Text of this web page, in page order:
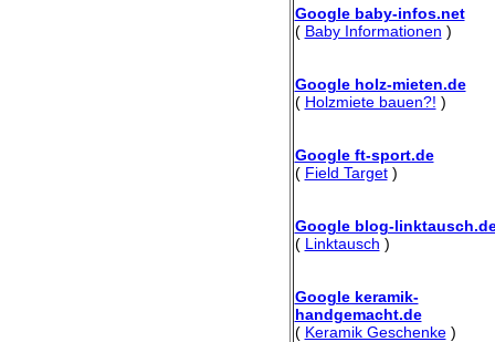
Google baby-infos.net
( Baby Informationen )
Google holz-mieten.de
( Holzmiete bauen?! )
Google ft-sport.de
( Field Target)
Google blog-
( Linktausch )
Google keramik-
handgemacht.de
( Keramik Geschenke)